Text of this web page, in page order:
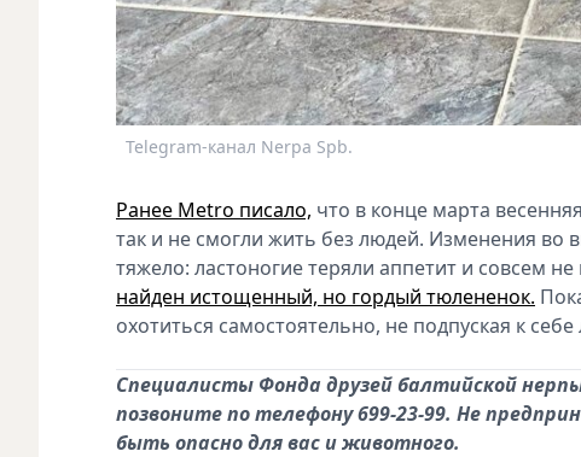
Telegram-канал Nerpa Spb.
Ранее Metro писало, что в конце марта
так и не смогли жить без людей. Изменения
тяжело: ластоногие теряли аппетит и совсем
найден истощенный, но гордый тюлененок.
охотиться самостоятельно, не подпуская к
Специалисты Фонда друзей балтийской
позвоните по телефону 699-23-99. Не
быть опасно для вас и животного.